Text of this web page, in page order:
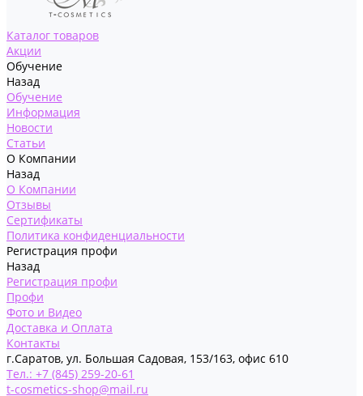
Каталог товаров
Акции
Обучение
Назад
Обучение
Информация
Новости
Статьи
О Компании
Назад
О Компании
Отзывы
Сертификаты
Политика конфиденциальности
Регистрация профи
Назад
Регистрация профи
Профи
Фото и Видео
Доставка и Оплата
Контакты
г.Саратов, ул. Большая Садовая, 153/163, офис 610
Тел.: +7 (845) 259-20-61
t-cosmetics-shop@mail.ru